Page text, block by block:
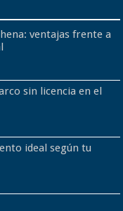
ventajas frente a
sin licencia en el
ideal según tu